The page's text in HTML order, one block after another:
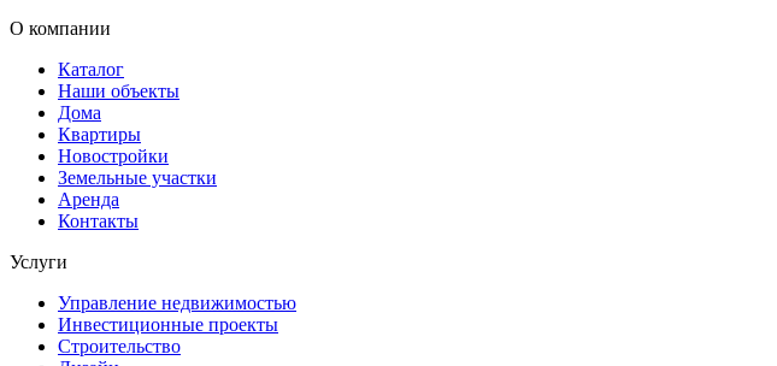
О компании
Каталог
Наши объекты
Дома
Квартиры
Новостройки
Земельные участки
Аренда
Контакты
Услуги
Управление недвижимостью
Инвестиционные проекты
Строительство